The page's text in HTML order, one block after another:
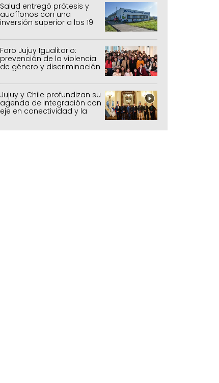
forestal
Salud entregó prótesis y
audífonos con una
inversión superior a los 19
millones de pesos
Foro Jujuy Igualitario:
prevención de la violencia
de género y discriminación
Jujuy y Chile profundizan su
agenda de integración con
eje en conectividad y la
mejora del Paso de Jama